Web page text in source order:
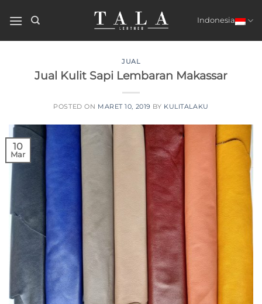
Indonesia
JUAL
Jual Kulit Sapi Lembaran Makassar
POSTED ON MARET 10, 2019 BY KULITALAKU
10
Mar